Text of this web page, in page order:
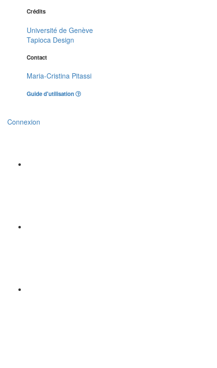
Crédits
Université de Genève
Tapioca Design
Contact
Maria-Cristina Pitassi
Guide d'utilisation
Connexion